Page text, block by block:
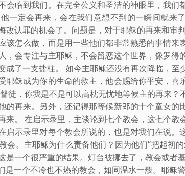
会临到我们。在完全公义和圣洁的神眼里，我们
一定会再来，会在我们意想不到的一瞬间就来
改认罪的机会了。问题是，对于耶稣的再来和审
该怎么做，而是用一些他们都非常熟悉的事情来
，会专注与主耶稣，不会留恋这个世界，像罗得
成了一支盐柱。 如今主耶稣还没有再次降临，
耶稣成为你的生命的救主，他会赐给你平安，喜
徒，你我是不是可以高枕无忧地等候主的再来
的再来。另外，还记得那等候新郎的十个童女的
来。 在启示录里，主谈论到七个教会，这七个教
启示录里对每个教会所说的，也是对我们在说。
会。主耶稣为什么责备他们？因为他们“把起初
是一个很严重的结果。灯台被挪去了，教会或者
一个不冷也不热的教会，如同温水一般。耶稣